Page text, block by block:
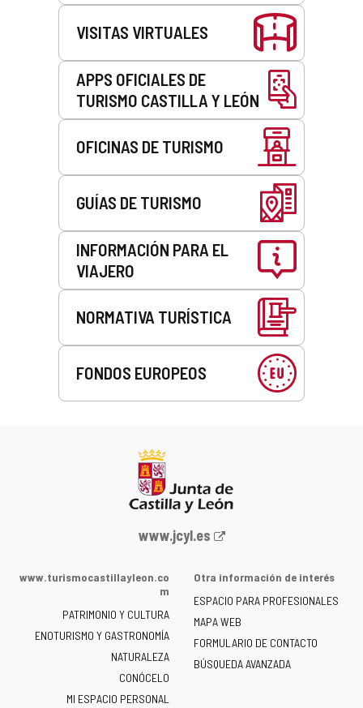
VISITAS VIRTUALES
APPS OFICIALES DE
TURISMO CASTILLA Y LEÓN
OFICINAS DE TURISMO
GUÍAS DE TURISMO
INFORMACIÓN PARA EL
VIAJERO
NORMATIVA TURÍSTICA
FONDOS EUROPEOS
Portal
la
de
Castilla
y
León
-
www.jcyl.es
www.turismocastillayleon.co
m
PATRIMONIO Y CULTURA
ENOTURISMO Y GASTRONOMÍA
NATURALEZA
CONÓCELO
MI ESPACIO PERSONAL
Otra información de interés
ESPACIO PARA PROFESIONALES
MAPA WEB
FORMULARIO DE CONTACTO
BÚSQUEDA AVANZADA